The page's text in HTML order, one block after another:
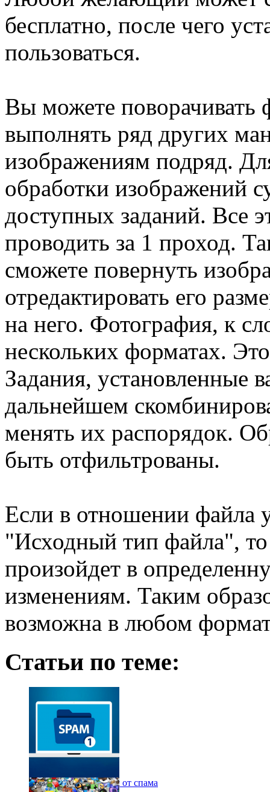
бесплатно, после чего
пользоваться.
Вы можете поворачивать
выполнять ряд других
изображениям подряд.
обработки изображений
доступных заданий. Все
проводить за 1 проход.
сможете повернуть
отредактировать его
на него. Фотография, к
нескольких форматах.
Задания, установленные
дальнейшем
менять их распорядок.
быть отфильтрованы.
Если в отношении файла
"Исходный тип файла",
произойдет в
изменениям. Таким
возможна в любом
Статьи по теме:
О том, как избавиться от спама